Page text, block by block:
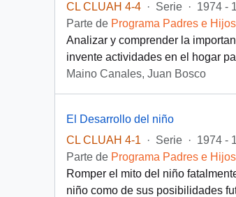
CL CLUAH 4-4 · Serie · 1974 -
Parte de Programa Padres e
Analizar y comprender la
invente actividades en el hogar
Maino Canales, Juan Bosco
El Desarrollo del niño
CL CLUAH 4-1
· Serie · 1974 -
Parte de Programa Padres e
Romper el mito del niño
niño como de sus posibilidades